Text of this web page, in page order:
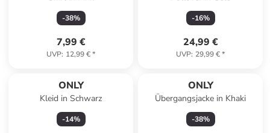
-38%
7,99 €
UVP: 12,99 €*
-16%
24,99 €
UVP: 29,99 €*
ONLY
Kleid in Schwarz
-14%
ONLY
Übergangsjacke in Khaki
-38%